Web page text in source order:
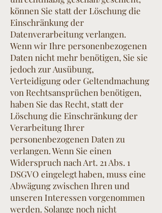
können Sie statt der Löschung die
Einschränkung der
Datenverarbeitung verlangen.
Wenn wir Ihre personenbezogenen
Daten nicht mehr benötigen, Sie sie
jedoch zur Ausübung,
Verteidigung oder Geltendmachung
von Rechtsansprüchen benötigen,
haben Sie das Recht, statt der
Löschung die Einschränkung der
Verarbeitung Ihrer
personenbezogenen Daten zu
verlangen. Wenn Sie einen
Widerspruch nach Art. 21 Abs. 1
DSGVO eingelegt haben, muss eine
Abwägung zwischen Ihren und
unseren Interessen vorgenommen
werden. Solange noch nicht